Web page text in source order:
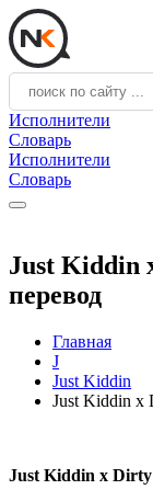
Исполнители
Словарь
Исполнители
Словарь
Just Kiddin
перевод
Главная
J
Just Kiddin
Just Kiddin x
Just Kiddin x